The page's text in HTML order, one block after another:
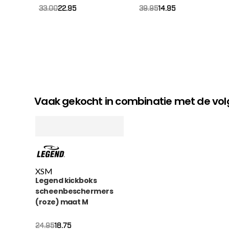
33.0022.95 39.9514.95
Vaak gekocht in combinatie met de
XSM
Legend kickboks
scheenbeschermers
(roze) maat M
24.95
Oorspronkelijke
18.75
Huidige